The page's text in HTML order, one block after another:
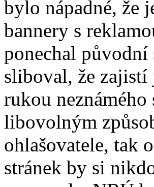
bylo nápadné, že
bannery s
ponechal
sliboval, že
rukou
libovolným
ohlašovatele, tak
stránek by si